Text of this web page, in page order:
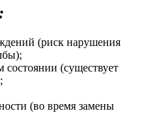
(риск нарушения
(существует
(во время замены